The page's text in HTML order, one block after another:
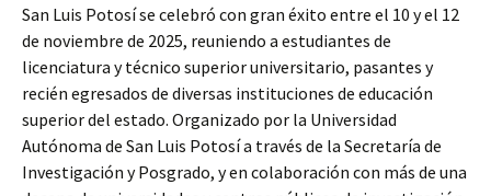
San Luis Potosí se celebró con gran éxito entre el 10 y el 12
de noviembre de 2025, reuniendo a estudiantes de
licenciatura y técnico superior universitario, pasantes y
recién egresados de diversas instituciones de educación
superior del estado. Organizado por la Universidad
Autónoma de San Luis Potosí a través de la Secretaría de
Investigación y Posgrado, y en colaboración con más de una